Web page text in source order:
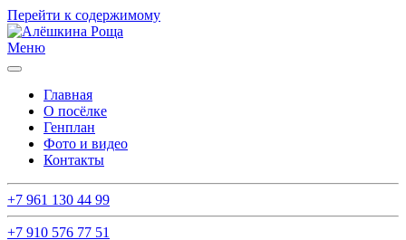
Перейти к содержимому
Меню
Главная
О посёлке
Генплан
Фото и видео
Контакты
+7 961 130 44 99
+7 910 576 77 51